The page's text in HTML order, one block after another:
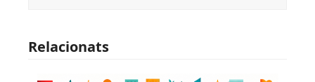
Relacionats